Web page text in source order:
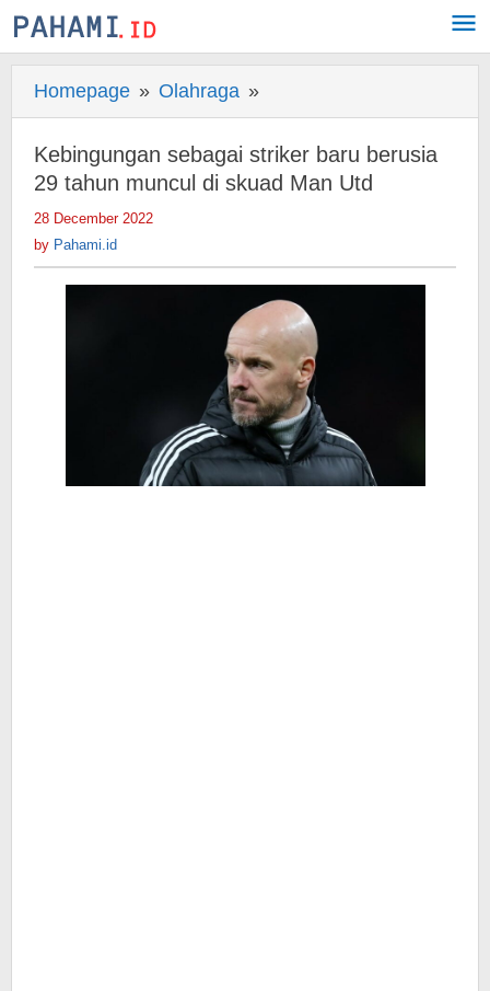
Skip
to
Homepage » Olahraga »
sebagai
striker
baru
tahun
muncul
di
skuad
Man
Utd
Kebingungan sebagai striker baru berusia
29 tahun muncul di skuad Man Utd
28 December 2022
by Pahami.id